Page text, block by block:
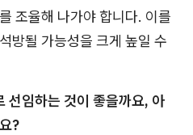
조율해 나가야 합니다. 이를
방될 가능성을 크게 높일 수
선임하는 것이 좋을까요, 아
?